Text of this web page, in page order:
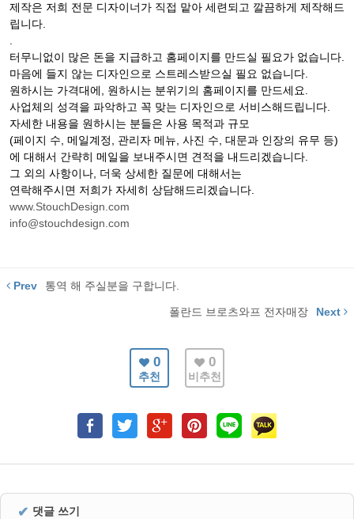
제작은 저희 전문 디자이너가 직접 맡아 세련되고 깔끔하게 제작해드
립니다.
터무니없이 많은 돈을 지급하고 홈페이지를 만드실 필요가 없습니다.
마음에 들지 않는 디자인으로 스트레스받으실 필요 없습니다.
원하시는 가격대에, 원하시는 분위기의 홈페이지를 만드세요.
사업체의 성격을 파악하고 꼭 맞는 디자인으로 서비스해드립니다.
자세한 내용을 원하시는 분들은 사용 목적과 규모
(페이지 수, 메일계정, 관리자 메뉴, 사진 수, 대문과 인장의 유무 등)
에 대해서 간략히 메일을 보내주시면 견적을 내드리겠습니다.
그 외의 사항이나, 더욱 상세한 질문에 대해서는
연락해주시면 저희가 자세히 상담해드리겠습니다.
www.StouchDesign.com
info@stouchdesign.com
Prev 통역 해 주실분을 구합니다.
폴란드 브로츠와프 전자매장 Next
0
추천
0
비추천
✔ 댓글 쓰기